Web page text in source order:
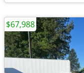
$67,988